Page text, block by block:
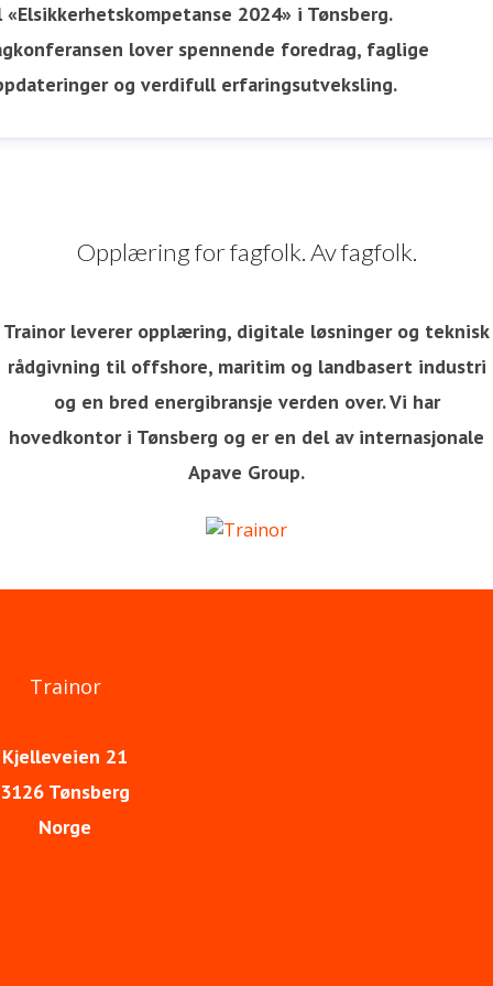
2024» i Tønsberg.
lover spennende foredrag, faglige
og verdifull erfaringsutveksling.
Opplæring for fagfolk. Av fagfolk.
Trainor leverer opplæring, digitale løsninger og teknisk
rådgivning til offshore, maritim og landbasert industri
og en bred energibransje verden over. Vi har
hovedkontor i Tønsberg og er en del av internasjonale
Apave Group.
Trainor
Kjelleveien 21
3126 Tønsberg
Norge